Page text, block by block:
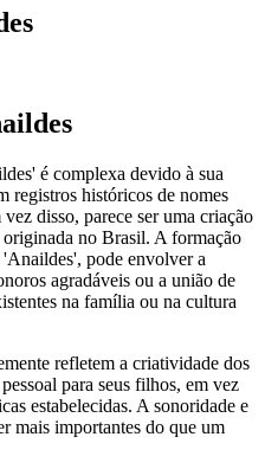
é complexa devido à sua
registros históricos de nomes
disso, parece ser uma criação
no Brasil. A formação
pode envolver a
agradáveis ou a união de
na família ou na cultura
refletem a criatividade dos
para seus filhos, em vez
estabelecidas. A sonoridade e
mais importantes do que um